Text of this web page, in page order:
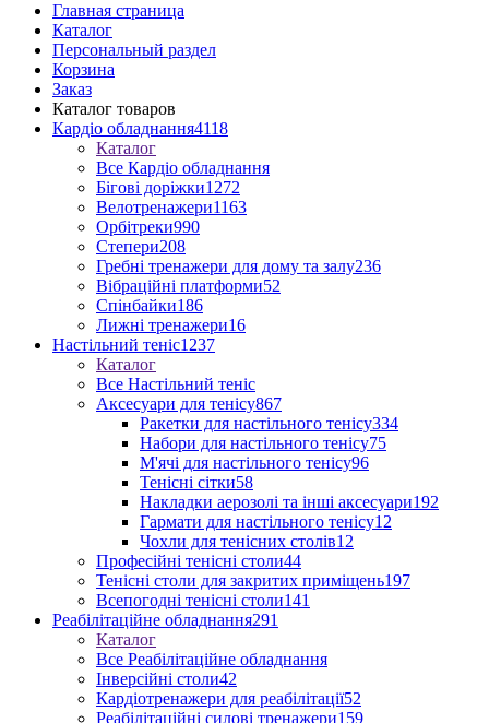
Главная страница
Каталог
Персональный раздел
Корзина
Заказ
Каталог товаров
Кардіо обладнання4118
Каталог
Все Кардіо обладнання
Бігові доріжки1272
Велотренажери1163
Орбітреки990
Степери208
Гребні тренажери для дому та залу236
Вібраційні платформи52
Спінбайки186
Лижні тренажери16
Настільний теніс1237
Каталог
Все Настільний теніс
Аксесуари для тенісу867
Ракетки для настільного тенісу334
Набори для настільного тенісу75
М'ячі для настільного тенісу96
Тенісні сітки58
Накладки аерозолі та інші аксесуари192
Гармати для настільного тенісу12
Чохли для тенісних столів12
Професійні тенісні столи44
Тенісні столи для закритих приміщень197
Всепогодні тенісні столи141
Реабілітаційне обладнання291
Каталог
Все Реабілітаційне обладнання
Інверсійні столи42
Кардіотренажери для реабілітації52
Реабілітаційні силові тренажери159